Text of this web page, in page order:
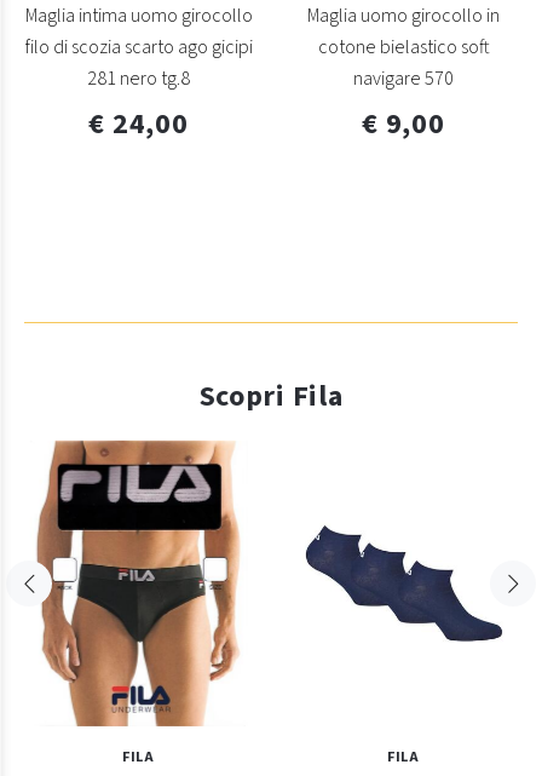
Maglia intima uomo girocollo
filo di scozia scarto ago gicipi
281 nero tg.8
€ 24,00
Maglia uomo girocollo in
cotone bielastico soft
navigare 570
€ 9,00
Scopri Fila
FILA FILA